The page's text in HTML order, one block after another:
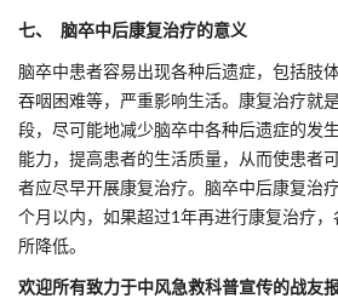
七、 脑卒中后康复治疗的意义
脑卒中患者容易出现各种后遗症，包括肢
吞咽困难等，严重影响生活。康复治疗就
段，尽可能地减少脑卒中各种后遗症的发
能力，提高患者的生活质量，从而使患者
者应尽早开展康复治疗。脑卒中后康复治
个月以内，如果超过1年再进行康复治疗
所降低。
欢迎所有致力于中风急救科普宣传的战友